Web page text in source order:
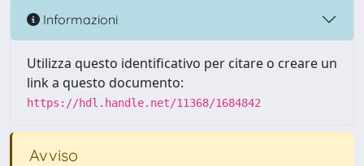
Informazioni
Utilizza questo identificativo per citare o creare un
link a questo documento:
https://hdl.handle.net/11368/1684842
Avviso